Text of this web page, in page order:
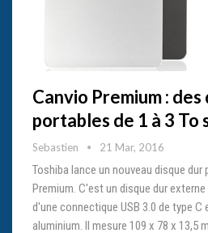
Canvio Premium :
portables de 1 à 3 To
Sebastien 21 Mar, 2016
Toshiba lance un nouveau disque dur
Premium. C'est un disque dur
d'une connectique USB 3.0 de type C
aluminium. Il mesure 109 x 78 x 13,5